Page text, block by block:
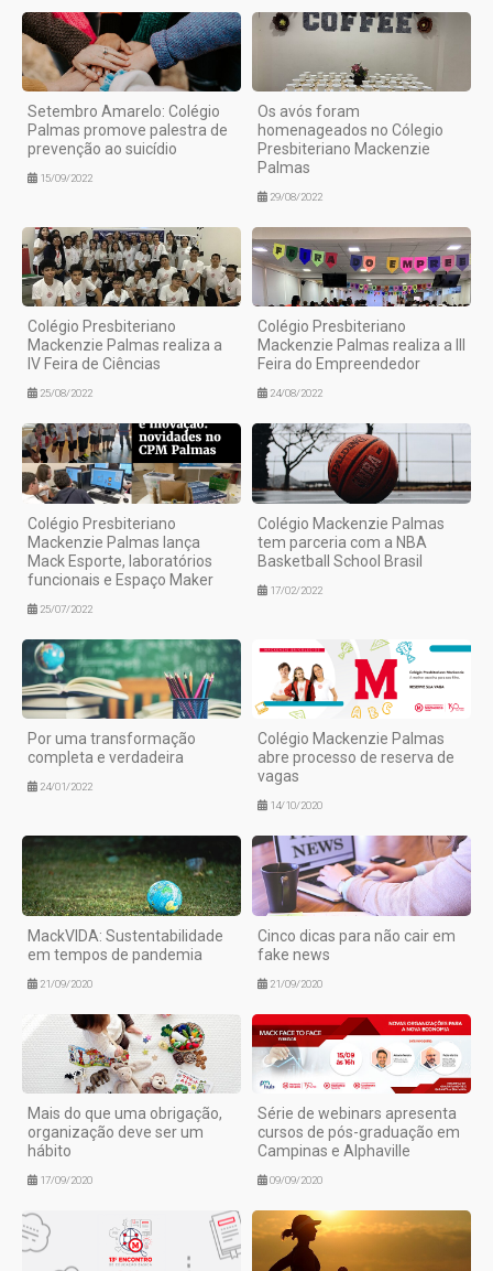
Setembro Amarelo: Colégio
Palmas promove palestra de
prevenção ao suicídio
15/09/2022
Os avós foram
homenageados no Cólegio
Presbiteriano Mackenzie
Palmas
29/08/2022
Colégio Presbiteriano
Mackenzie Palmas realiza a
IV Feira de Ciências
25/08/2022
Colégio Presbiteriano
Mackenzie Palmas realiza a III
Feira do Empreendedor
24/08/2022
Colégio Presbiteriano
Mackenzie Palmas lança
Mack Esporte, laboratórios
funcionais e Espaço Maker
25/07/2022
Colégio Mackenzie Palmas
tem parceria com a NBA
Basketball School Brasil
17/02/2022
Por uma transformação
completa e verdadeira
24/01/2022
Colégio Mackenzie Palmas
abre processo de reserva de
vagas
14/10/2020
MackVIDA: Sustentabilidade
em tempos de pandemia
21/09/2020
Cinco dicas para não cair em
fake news
21/09/2020
Mais do que uma obrigação,
organização deve ser um
hábito
17/09/2020
Série de webinars apresenta
cursos de pós-graduação em
Campinas e Alphaville
09/09/2020